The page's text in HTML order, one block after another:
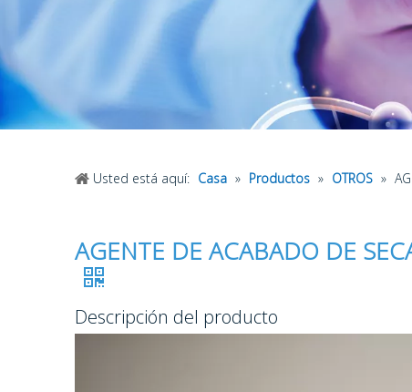
Usted está aquí: Casa » Productos » OTROS »
AGENTE DE ACABADO DE
Descripción del producto